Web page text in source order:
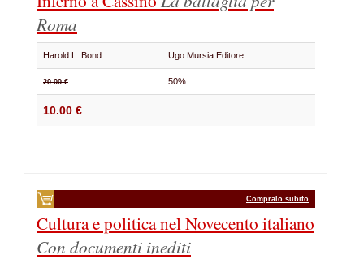
Roma
Harold L. Bond Ugo Mursia Editore
20.00 € 50%
10.00 €
Compralo subito
Cultura e politica nel Novecento italiano
Con documenti inediti